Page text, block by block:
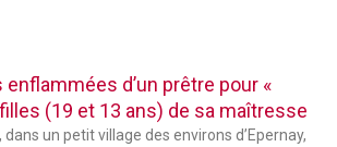
d’un prêtre pour «
(19 et 13 ans) de sa maîtresse
un petit village des environs d’Epernay,